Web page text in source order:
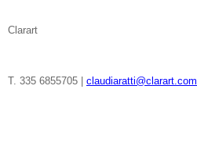
Clarart
T. 335 6855705 | claudiaratti@clarart.com